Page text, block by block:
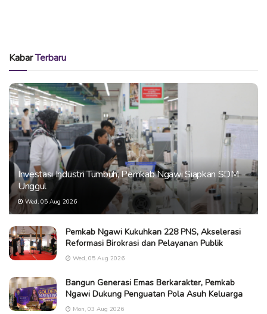
KabarTerbaru
Investasi Industri Tumbuh, Pemkab Ngawi Siapkan SDM
Unggul
Wed, 05 Aug 2026
Pemkab Ngawi Kukuhkan 228 PNS, Akselerasi
Reformasi Birokrasi dan Pelayanan Publik
Wed, 05 Aug 2026
Bangun Generasi Emas Berkarakter, Pemkab
Ngawi Dukung Penguatan Pola Asuh Keluarga
Mon, 03 Aug 2026